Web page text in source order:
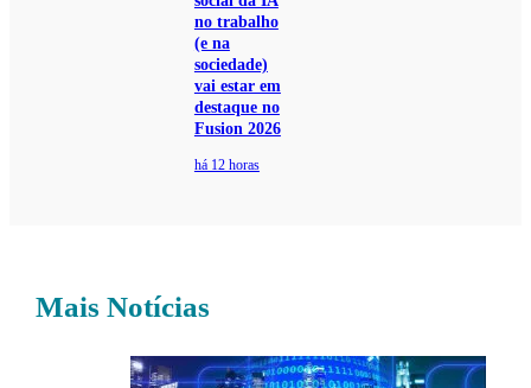
no trabalho
(e na
sociedade)
vai estar em
destaque no
Fusion 2026
há 12 horas
Mais Notícias